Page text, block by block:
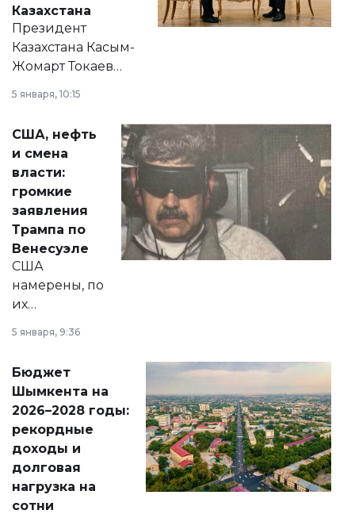
Казахстана
Президент
Казахстана Касым-
Жомарт Токаев
сразу несколько
актуальных тем —
от слухов о
политических
реформах до
вопросов армии,
экономики и
личного здоровья.
5 января, 10:15
США, нефть
и смена
власти:
громкие
заявления
Трампа по
Венесуэле
США
намерены, по
их
принести
народу
Венесуэлы.
5 января, 9:36
Бюджет
Шымкента на
2026–2028 годы:
рекордные
доходы и
долговая
нагрузка на
сотни